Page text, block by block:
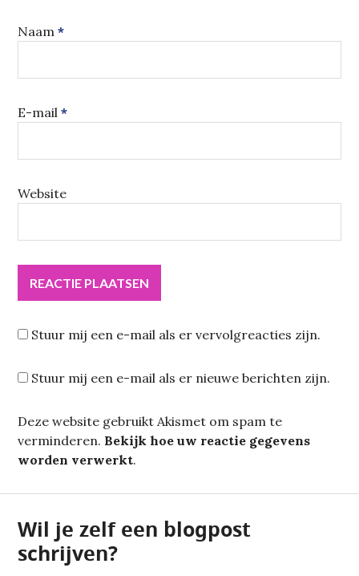
Naam*
E-mail*
Website
Stuur mij een e-mail als er vervolgreacties zijn.
Stuur mij een e-mail als er nieuwe berichten zijn.
Deze website gebruikt Akismet om spam te
verminderen. Bekijk hoe uw reactie gegevens
worden verwerkt.
Wil je zelf een blogpost
schrijven?